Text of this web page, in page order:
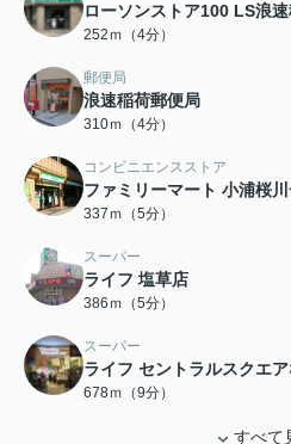
ローソンストア100 LS浪
252ｍ（4分）
郵便局
浪速稲荷郵便局
310ｍ（4分）
コンビニエンスストア
ファミリーマート 小浦桜
337ｍ（5分）
スーパー
ライフ 塩草店
386ｍ（5分）
スーパー
ライフ セントラルスクエ
678ｍ（9分）
すべて